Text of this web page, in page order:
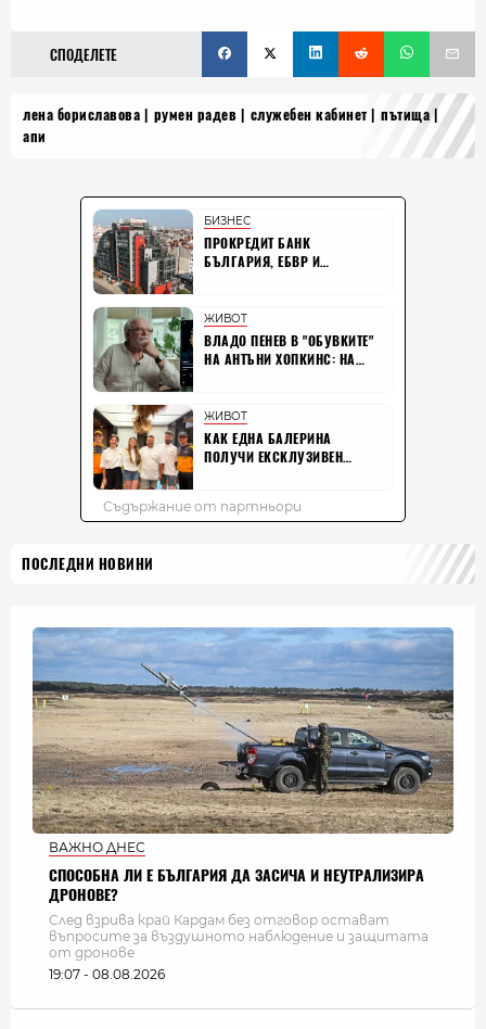
СПОДЕЛЕТЕ
лена бориславова румен радев служебен кабинет
пътища
апи
ПОСЛЕДНИ НОВИНИ
ВАЖНО ДНЕС
СПОСОБНА ЛИ Е БЪЛГАРИЯ ДА ЗАСИЧА И НЕУТРАЛИЗИРА
ДРОНОВЕ?
След взрива край Кардам без отговор остават
въпросите за въздушното наблюдение и защитата
от дронове
19:07 - 08.08.2026